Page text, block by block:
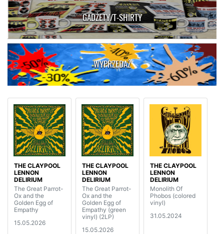
GADŻETY/T-SHIRTY
WYPRZEDAŻ
THE CLAYPOOL
LENNON
DELIRIUM
The Great Parrot-
Ox and the
Golden Egg of
Empathy
15.05.2026
THE CLAYPOOL
LENNON
DELIRIUM
The Great Parrot-
Ox and the
Golden Egg of
Empathy (green
vinyl) (2LP)
15.05.2026
THE CLAYPOOL
LENNON
DELIRIUM
Monolith Of
Phobos (colored
vinyl)
31.05.2024